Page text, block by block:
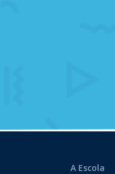
A Escola